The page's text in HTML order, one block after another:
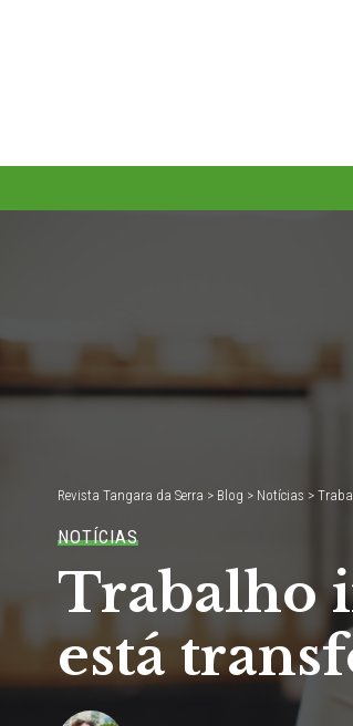
Revista Tangara da Serra > Blog > Notícias >
NOTÍCIAS
Trabalho
está